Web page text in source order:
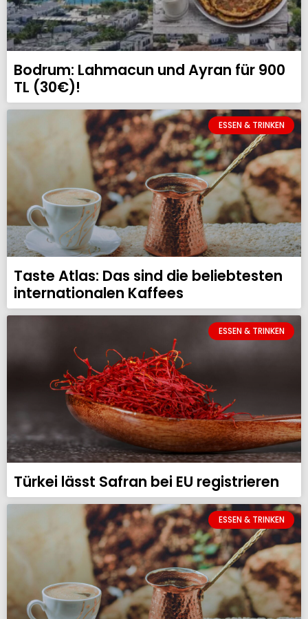
Bodrum: Lahmacun und Ayran für 900
TL (30€)!
ESSEN & TRINKEN
Taste Atlas: Das sind die beliebtesten
internationalen Kaffees
ESSEN & TRINKEN
Türkei lässt Safran bei EU registrieren
ESSEN & TRINKEN